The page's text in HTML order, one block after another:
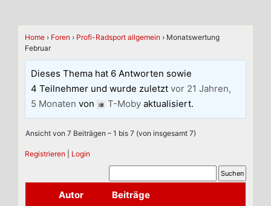
Home › Foren › Profi-Radsport allgemein › Monatswertung
Februar
Dieses Thema hat 6 Antworten sowie
4 Teilnehmer und wurde zuletztvor 21 Jahren,
5 Monaten von T-Moby aktualisiert.
Ansicht von 7 Beiträgen – 1 bis 7 (von insgesamt 7)
Registrieren Login
Autor Beiträge